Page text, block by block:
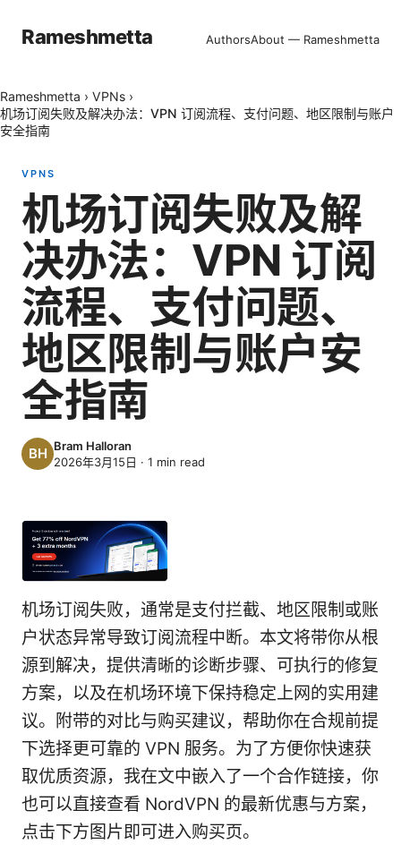
Rameshmetta AuthorsAbout — Rameshmetta
Rameshmetta › VPNs ›
机场订阅失败及解决办法：VPN 订阅流程、支付问题、地区限制与账户
安全指南
VPNS
机场订阅失败及解
决办法：VPN 订阅
流程、支付问题、
地区限制与账户安
全指南
Bram Halloran
2026年3月15日 · 1 min read
机场订阅失败，通常是支付拦截、地区限制或账
户状态异常导致订阅流程中断。本文将带你从根
源到解决，提供清晰的诊断步骤、可执行的修复
方案，以及在机场环境下保持稳定上网的实用建
议。附带的对比与购买建议，帮助你在合规前提
下选择更可靠的 VPN 服务。为了方便你快速获
取优质资源，我在文中嵌入了一个合作链接，你
也可以直接查看 NordVPN 的最新优惠与方案，
点击下方图片即可进入购买页。